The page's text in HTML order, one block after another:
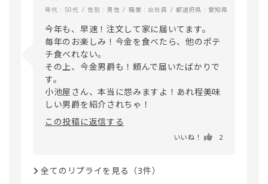
年代 : 50代 性別 : 男性 職業 : 会社員 都道府県 : 愛知県
今年も、早速！注文して家に届いてます。
毎年のお楽しみ！今金を食べたら、他のポテ
チ食べれない。
その上、今金男爵も！頼んで届いたばかりで
す。
小池屋さん、本当に怨みますよ！あれ程美味
この投稿に返信する
いいね！ 2
全てのリプライを見る（3件）